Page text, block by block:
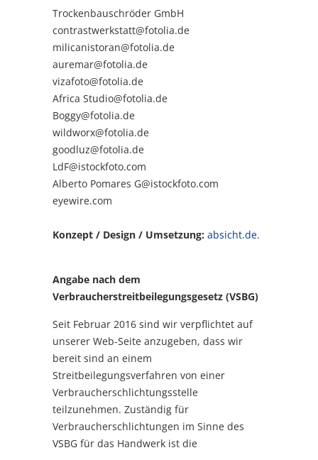
Trockenbauschröder GmbH
contrastwerkstatt@fotolia.de
milicanistoran@fotolia.de
auremar@fotolia.de
vizafoto@fotolia.de
Africa Studio@fotolia.de
Boggy@fotolia.de
wildworx@fotolia.de
goodluz@fotolia.de
LdF@istockfoto.com
Alberto Pomares G@istockfoto.com
eyewire.com
Konzept / Design / Umsetzung: absicht.de.
Angabe nach dem
Verbraucherstreitbeilegungsgesetz (VSBG)
Seit Februar 2016 sind wir verpflichtet auf
unserer Web-Seite anzugeben, dass wir
bereit sind an einem
Streitbeilegungsverfahren von einer
Verbraucherschlichtungsstelle
teilzunehmen. Zuständig für
Verbraucherschlichtungen im Sinne des
VSBG für das Handwerk ist die